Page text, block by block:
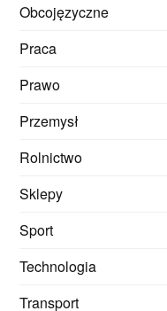
Obcojęzyczne
Praca
Prawo
Przemysł
Rolnictwo
Sklepy
Sport
Technologia
Transport